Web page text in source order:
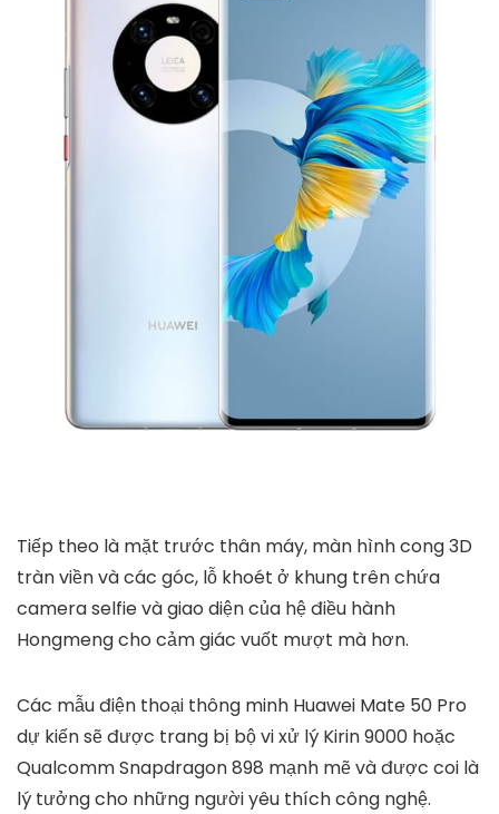
Tiếp theo là mặt trước thân máy, màn hình cong 3D
tràn viền và các góc, lỗ khoét ở khung trên chứa
camera selfie và giao diện của hệ điều hành
Hongmeng cho cảm giác vuốt mượt mà hơn.
Các mẫu điện thoại thông minh Huawei Mate 50 Pro
dự kiến ​​sẽ được trang bị bộ vi xử lý Kirin 9000 hoặc
Qualcomm Snapdragon 898 mạnh mẽ và được coi là
lý tưởng cho những người yêu thích công nghệ.